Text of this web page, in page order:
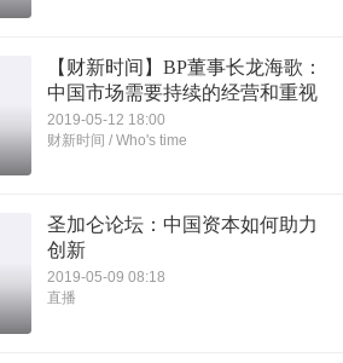
【财新时间】BP董事长龙海歌：
中国市场需要持续的经营和重视
2019-05-12 18:00
财新时间 / Who's time
圣加仑论坛：中国资本如何助力
创新
2019-05-09 08:18
直播